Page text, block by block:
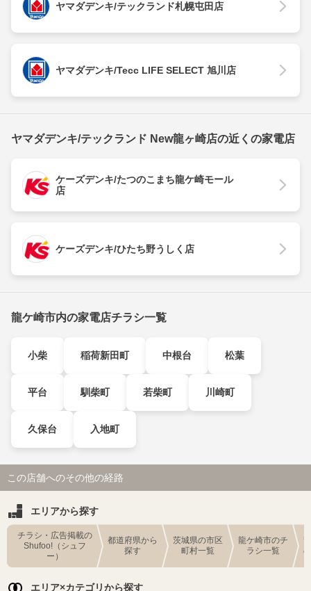
ヤマダデンキ/テックランド札幌屯田店
ヤマダデンキ/Tecc LIFE SELECT 旭川店
ヤマダデンキ/テックランド New龍ヶ崎店の近くの家電店
ケーズデンキ/たつのこまち龍ケ崎モール
店
ケーズデンキ/ひたち野うしく店
龍ケ崎市内の家電店チラシ一覧
小柴 稲荷新田町 中根台 松葉
平台 馴柴町 若柴町 川崎町
久保台 入地町
この店舗へのその他の経路
エリアから探す
チラシ・広告掲載の
Shufoo!（シュフ
ー）
都道府県から
探す
茨城県の市区
町村一覧
龍ケ崎市のチ
ラシ一覧
エリア×カテゴリから探す